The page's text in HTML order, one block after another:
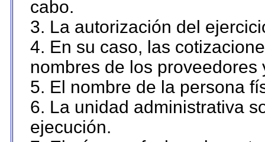
cabo.
3. La autorización del
4. En su caso, las
nombres de los proveedores
5. El nombre de la persona
6. La unidad administrativa
ejecución.